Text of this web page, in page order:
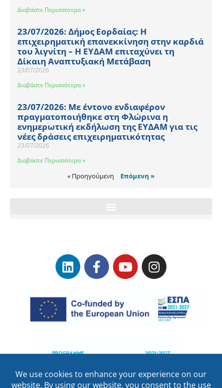
Διαβάστε Περισσότερα »
23/07/2026: Δήμος Εορδαίας: Η
επιχειρηματική επανεκκίνηση στην καρδιά
του λιγνίτη – Η ΕΥΔΑΜ επιταχύνει τη
Δίκαιη Αναπτυξιακή Μετάβαση
23/07/2026
Διαβάστε Περισσότερα »
23/07/2026: Με έντονο ενδιαφέρον
πραγματοποιήθηκε στη Φλώρινα η
ενημερωτική εκδήλωση της ΕΥΔΑΜ για τις
νέες δράσεις επιχειρηματικότητας
23/07/2026
Διαβάστε Περισσότερα »
« Προηγούμενη Επόμενη »